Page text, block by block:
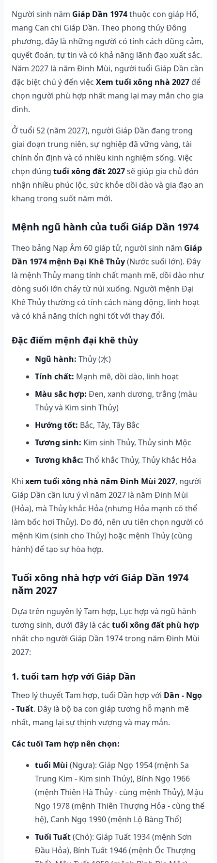
Người sinh năm Giáp Dần 1974thuộc con giáp Hổ,
mang Can chi Giáp Dần. Theo phong thủy Đông
phương, đây là những người có tính cách dũng cảm,
quyết đoán, tự tin và có khả năng lãnh đạo xuất sắc.
Năm 2027 là năm Đinh Mùi, người tuổi Giáp Dần cần
đặc biệt chú ý đến việc Xem tuổi xông nhà 2027 để
chọn người phù hợp nhất mang lại may mắn cho gia
đình.
Ở tuổi 52 (năm 2027), người Giáp Dần đang trong
giai đoạn trung niên, sự nghiệp đã vững vàng, tài
chính ổn định và có nhiều kinh nghiệm sống. Việc
chọn đúng tuổi xông đất 2027sẽ giúp gia chủ đón
nhận nhiều phúc lộc, sức khỏe dồi dào và gia đạo an
khang trong suốt năm mới.
Mệnh ngũ hành của tuổi Giáp Dần 1974
Theo bảng Nạp Âm 60 giáp tử, người sinh năm Giáp
Dần 1974 mệnh Đại Khê Thủy(Nước suối lớn). Đây
là mệnh Thủy mang tính chất mạnh mẽ, dồi dào như
dòng suối lớn chảy từ núi xuống. Người mệnh Đại
Khê Thủy thường có tính cách năng động, linh hoạt
và có khả năng thích nghi tốt với thay đổi.
Đặc điểm mệnh đại khê thủy
Ngũ hành: Thủy (水)
Tính chất: Mạnh mẽ, dồi dào, linh hoạt
Màu sắc hợp: Đen, xanh dương, trắng (màu
Thủy và Kim sinh Thủy)
Hướng tốt: Bắc, Tây, Tây Bắc
Tương sinh: Kim sinh Thủy, Thủy sinh Mộc
Tương khắc: Thổ khắc Thủy, Thủy khắc Hỏa
Khi xem tuổi xông nhà năm Đinh Mùi 2027, người
Giáp Dần cần lưu ý vì năm 2027 là năm Đinh Mùi
(Hỏa), mà Thủy khắc Hỏa (nhưng Hỏa mạnh có thể
làm bốc hơi Thủy). Do đó, nên ưu tiên chọn người có
mệnh Kim (sinh cho Thủy) hoặc mệnh Thủy (cùng
hành) để tạo sự hòa hợp.
Tuổi xông nhà hợp với Giáp Dần 1974
năm 2027
Dựa trên nguyên lý Tam hợp, Lục hợp và ngũ hành
tương sinh, dưới đây là các tuổi xông đất phù hợp
nhất cho người Giáp Dần 1974 trong năm Đinh Mùi
2027:
1. tuổi tam hợp với Giáp Dần
Theo lý thuyết Tam hợp, tuổi Dần hợp với Dần - Ngọ
- Tuất. Đây là bộ ba con giáp tương hỗ mạnh mẽ
nhất, mang lại sự thịnh vượng và may mắn.
Các tuổi Tam hợp nên chọn:
tuổi Mùi (Ngựa): Giáp Ngọ 1954 (mệnh Sa
Trung Kim - Kim sinh Thủy), Bính Ngọ 1966
(mệnh Thiên Hà Thủy - cùng mệnh Thủy), Mậu
Ngọ 1978 (mệnh Thiên Thượng Hỏa - cùng thế
hệ), Canh Ngọ 1990 (mệnh Lộ Bàng Thổ)
Tuổi Tuất(Chó): Giáp Tuất 1934 (mệnh Sơn
Đầu Hỏa), Bính Tuất 1946 (mệnh Ốc Thượng